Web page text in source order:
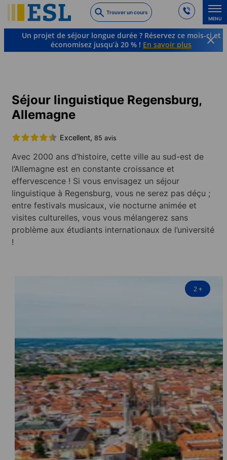
to
main
content
Trouver un cours
MENU
Un projet de séjour longue durée ? Réservez ce mois-ci et
économisez jusqu’à 20 % ! En savoir plus
Séjour linguistique Regensburg,
Allemagne
Excellent, 85 avis
Avec 2000 ans d’histoire, cette ville au sud-est de
l’Allemagne est en constante croissance et
effervescence ! Si vous envisagez un séjour
linguistique à Regensburg, vous ne serez pas déçu ;
entre festivals musicaux, vie nocturne animée et
visites culturelles, vous vous mélangerez sans
problème aux étudiants internationaux de l’université
!
2+